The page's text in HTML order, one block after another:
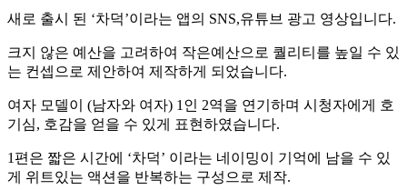
새로 출시 된 ‘차덕’이라는 앱의 SNS,유튜브 광고 영상입니다.
크지 않은 예산을 고려하여 작은예산으로 퀄리티를 높일 수 있
는 컨셉으로 제안하여 제작하게 되었습니다.
여자 모델이 (남자와 여자) 1인 2역을 연기하며 시청자에게 호
기심, 호감을 얻을 수 있게 표현하였습니다.
1편은 짧은 시간에 ‘차덕’ 이라는 네이밍이 기억에 남을 수 있
게 위트있는 액션을 반복하는 구성으로 제작.